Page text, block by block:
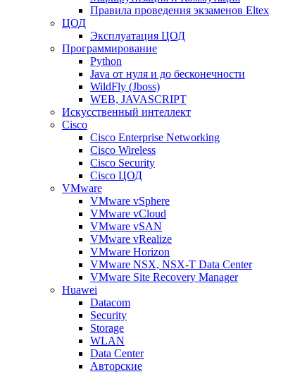
Правила проведения экзаменов Eltex
ЦОД
Эксплуатация ЦОД
Программирование
Python
Java от нуля и до бесконечности
WildFly (Jboss)
WEB, JAVASCRIPT
Искусственный интеллект
Cisco
Cisco Enterprise Networking
Cisco Wireless
Cisco Security
Cisco ЦОД
VMware
VMware vSphere
VMware vCloud
VMware vSAN
VMware vRealize
VMware Horizon
VMware NSX, NSX-T Data Center
VMware Site Recovery Manager
Huawei
Datacom
Security
Storage
WLAN
Data Center
Авторские